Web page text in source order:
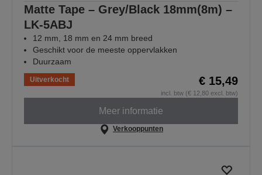
Matte Tape – Grey/Black 18mm(8m) –
LK-5ABJ
12 mm, 18 mm en 24 mm breed
Geschikt voor de meeste oppervlakken
Duurzaam
Uitverkocht € 15,49
incl. btw (€ 12,80 excl. btw)
Meer informatie
Verkooppunten